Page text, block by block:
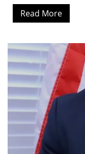
Read More